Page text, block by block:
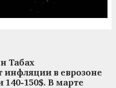
Табах
инфляции в еврозоне
140-150$. В марте